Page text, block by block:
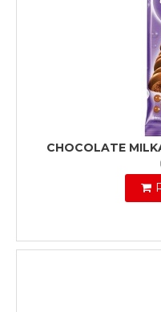
CHOCOLATE
(